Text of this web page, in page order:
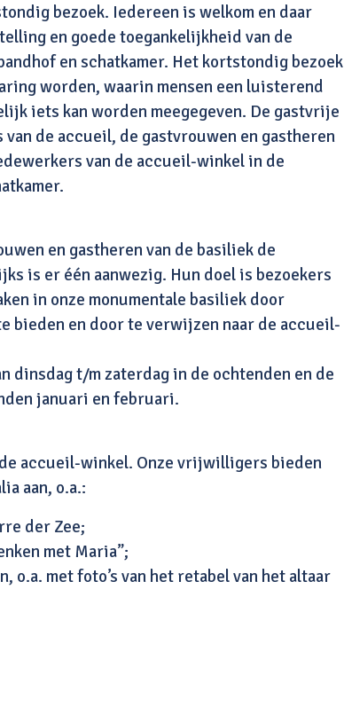
bezoek. Iedereen is welkom en daar
en goede toegankelijkheid van de
en schatkamer. Het kortstondig bezoek
worden, waarin mensen een luisterend
iets kan worden meegegeven. De gastvrije
de accueil, de gastvrouwen en gastheren
van de accueil-winkel in de
en gastheren van de basiliek de
is er één aanwezig. Hun doel is bezoekers
in onze monumentale basiliek door
bieden en door te verwijzen naar de accueil-
dinsdag t/m zaterdag in de ochtenden en de
januari en februari.
accueil-winkel. Onze vrijwilligers bieden
aan, o.a.:
der Zee;
met Maria”;
o.a. met foto’s van het retabel van het altaar